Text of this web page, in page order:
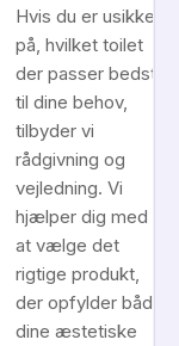
Hvis du er usikker
på, hvilket toilet
der passer bedst
til dine behov,
tilbyder vi
rådgivning og
vejledning. Vi
hjælper dig med
at vælge det
rigtige produkt,
der opfylder både
dine æstetiske